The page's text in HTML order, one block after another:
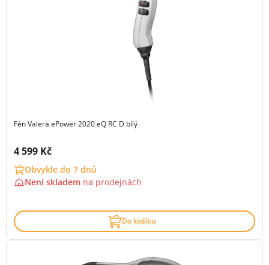
Fén Valera ePower 2020 eQ RC D bílý
Cena s DPH:
4 599 Kč
Obvykle do 7 dnů
Není skladem na prodejnách
Do košíku